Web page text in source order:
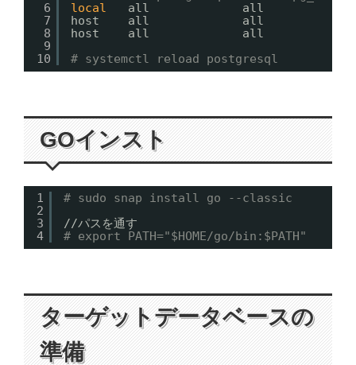
6
7
8
9
10
local
all             all
host    all             all
host    all             all
# systemctl reload postgresql
GOインスト
1
2
3
4
# sudo snap install go --classic
//パスを通す
# export PATH="$HOME/go/bin:$PATH"
ターゲットデータベースの
準備